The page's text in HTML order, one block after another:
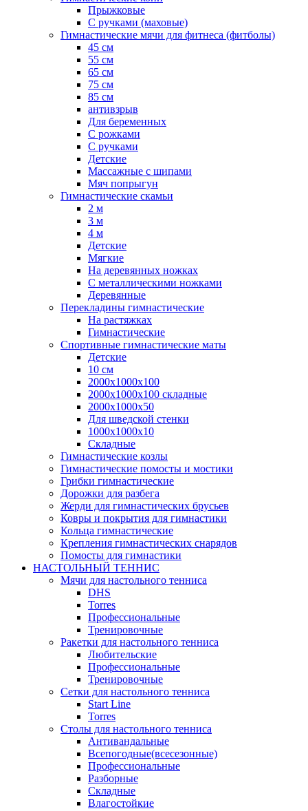
Прыжковые
С ручками (маховые)
Гимнастические мячи для фитнеса (фитболы)
45 см
55 см
65 см
75 см
85 см
антивзрыв
Для беременных
С рожками
С ручками
Детские
Массажные с шипами
Мяч попрыгун
Гимнастические скамьи
2 м
3 м
4 м
Детские
Мягкие
На деревянных ножках
С металлическими ножками
Деревянные
Перекладины гимнастические
На растяжках
Гимнастические
Спортивные гимнастические маты
Детские
10 см
2000х1000х100
2000х1000х100 складные
2000х1000х50
Для шведской стенки
1000х1000х10
Складные
Гимнастические козлы
Гимнастические помосты и мостики
Грибки гимнастические
Дорожки для разбега
Жерди для гимнастических брусьев
Ковры и покрытия для гимнастики
Кольца гимнастические
Крепления гимнастических снарядов
Помосты для гимнастики
НАСТОЛЬНЫЙ ТЕННИС
Мячи для настольного тенниса
DHS
Torres
Профессиональные
Тренировочные
Ракетки для настольного тенниса
Любительские
Профессиональные
Тренировочные
Сетки для настольного тенниса
Start Line
Torres
Столы для настольного тенниса
Антивандальные
Всепогодные(всесезонные)
Профессиональные
Разборные
Складные
Влагостойкие